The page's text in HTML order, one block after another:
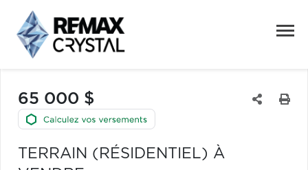
65 000 $
TERRAIN (RÉSIDENTIEL) À